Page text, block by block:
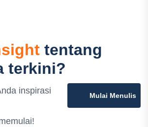
tentang
terkini?
inspirasi
Mulai Menulis